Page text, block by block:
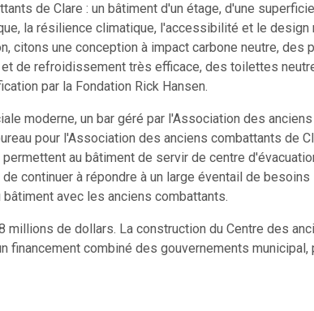
de Clare : un bâtiment d'un étage, d'une
la résilience climatique, l'accessibilité et le design
citons une conception à impact carbone neutre, des
de refroidissement très efficace, des toilettes
par la Fondation Rick Hansen.
moderne, un bar géré par l'Association des anciens
pour l'Association des anciens combattants de
au bâtiment de servir de centre
continuer à répondre à un large éventail de besoins
avec les anciens combattants.
de dollars. La construction du Centre des
financement combiné des gouvernements municipal,